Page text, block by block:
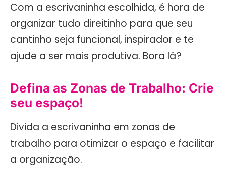
Com a escrivaninha escolhida, é hora de
organizar tudo direitinho para que seu
cantinho seja funcional, inspirador e te
ajude a ser mais produtiva. Bora lá?
Defina as Zonas de Trabalho: Crie
seu espaço!
Divida a escrivaninha em zonas de
trabalho para otimizar o espaço e facilitar
a organização.